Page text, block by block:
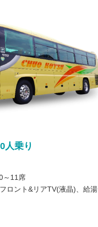
人乗り
～11席
ロント&リアTV(液晶)、給湯